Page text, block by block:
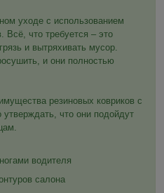
уходе с использованием
что требуется – это
и вытряхивать мусор.
и они полностью
резиновых ковриков с
что они подойдут
водителя
салона